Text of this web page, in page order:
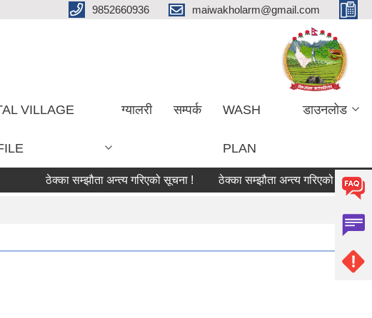
9852660936 maiwakholarm@gmail.com
VILLAGE ग्यालरी सम्पर्क WASH
PLAN
डाउनलोड
ठेक्का सम्झौता अन्त्य गरिएको सूचना ! ठेक्का सम्झौता अन्त्य गरिएको सूचना !